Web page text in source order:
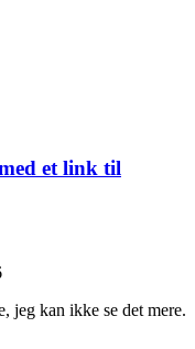
et link til
jeg kan ikke se det mere.